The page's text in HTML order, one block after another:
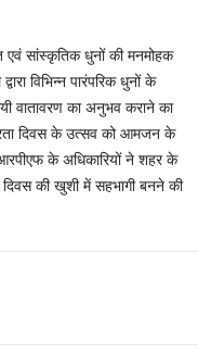
एवं सांस्कृतिक धुनों की मनमोहक
विभिन्न पारंपरिक धुनों के
वातावरण का अनुभव कराने का
दिवस के उत्सव को आमजन के
के अधिकारियों ने शहर के
की खुशी में सहभागी बनने की